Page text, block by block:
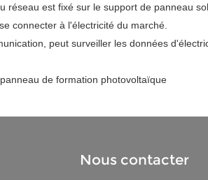
réseau est fixé sur le support de panneau
connecter à l'électricité du marché.
peut surveiller les données
de formation photovoltaïque
Nous contacter